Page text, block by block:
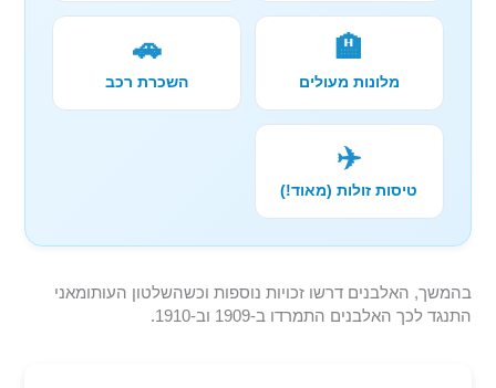
🏨
מלונות מעולים
🚗
השכרת רכב
✈️
טיסות זולות (מאוד!)
בהמשך, האלבנים דרשו זכויות נוספות וכשהשלטון העותומאני
התנגד לכך האלבנים התמרדו ב-1909 וב-1910.